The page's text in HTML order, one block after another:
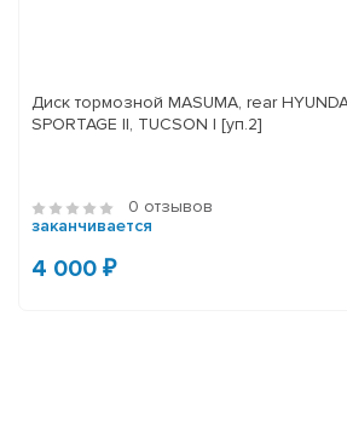
Диск тормозной MASUMA, rear HYUNDAI / KIA SANTA FE I,
SPORTAGE II, TUCSON I [уп.2]
0 отзывов
заканчивается
4 000 ₽